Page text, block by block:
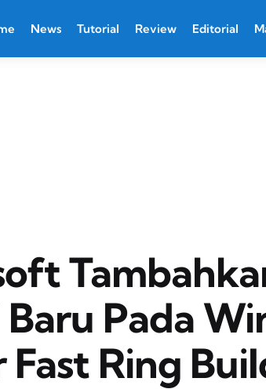
News Tutorial Review Editorial
Baru Pada
Fast Ring